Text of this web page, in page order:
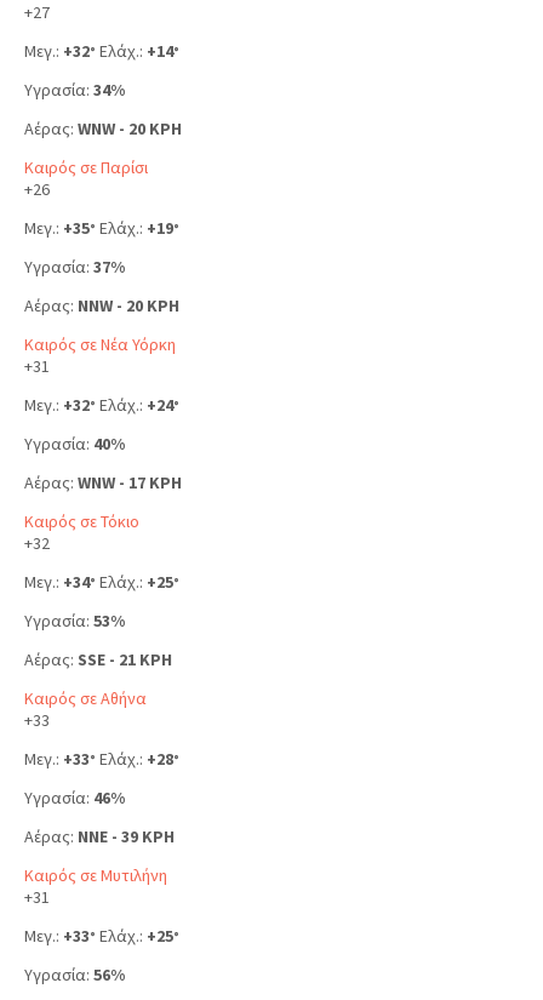
+27
Μεγ.: +32° Ελάχ.: +14°
Υγρασία: 34%
Αέρας: WNW - 20 KPH
Καιρός σε Παρίσι
+26
Μεγ.: +35° Ελάχ.: +19°
Υγρασία: 37%
Αέρας: NNW - 20 KPH
Καιρός σε Νέα Υόρκη
+31
Μεγ.: +32° Ελάχ.: +24°
Υγρασία: 40%
Αέρας: WNW - 17 KPH
Καιρός σε Τόκιο
+32
Μεγ.: +34° Ελάχ.: +25°
Υγρασία: 53%
Αέρας: SSE - 21 KPH
Καιρός σε Αθήνα
+33
Μεγ.: +33° Ελάχ.: +28°
Υγρασία: 46%
Αέρας: NNE - 39 KPH
Καιρός σε Μυτιλήνη
+31
Μεγ.: +33° Ελάχ.: +25°
Υγρασία: 56%